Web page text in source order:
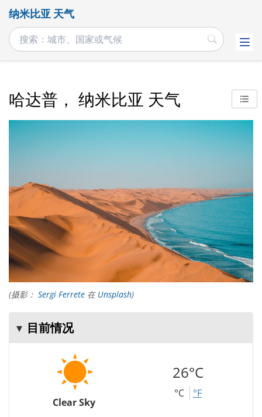
纳米比亚 天气
哈达普， 纳米比亚 天气
(摄影： Sergi Ferrete 在Unsplash)
目前情况
Clear Sky
26°C
°C °F